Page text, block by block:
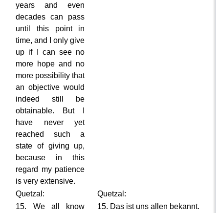
years and even
decades can pass
until this point in
time, and I only give
up if I can see no
more hope and no
more possibility that
an objective would
indeed still be
obtainable. But I
have never yet
reached such a
state of giving up,
because in this
regard my patience
is very extensive.
Quetzal:
Quetzal:
15. We all know
15. Das ist uns allen bekannt.